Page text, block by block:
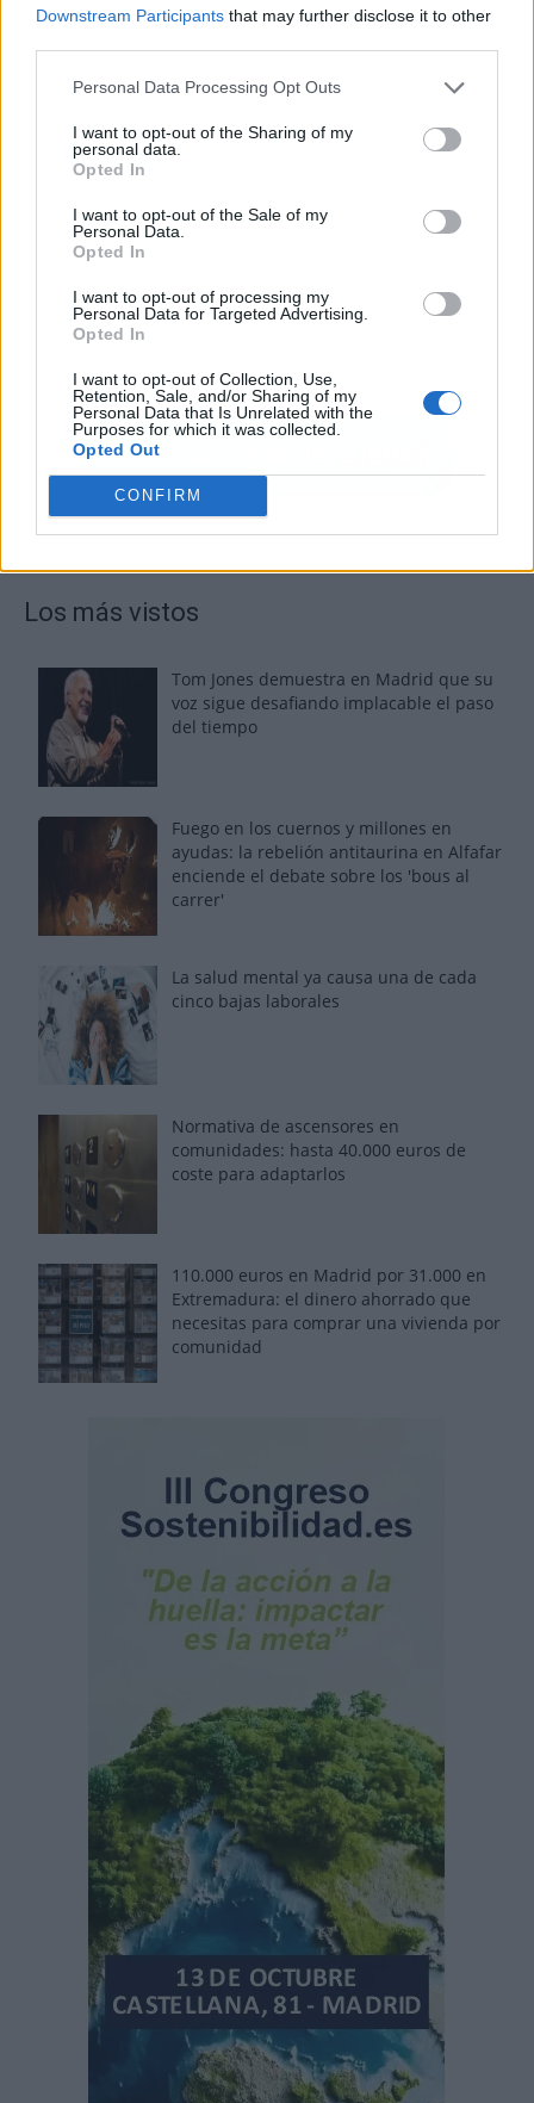
Downstream Participants that may further disclose it to other
Personal Data Processing Opt Outs
I want to opt-out of the Sharing of my
personal data.
Opted In
I want to opt-out of the Sale of my
Personal Data.
Opted In
I want to opt-out of processing my
Personal Data for Targeted Advertising.
Opted In
I want to opt-out of Collection, Use,
Retention, Sale, and/or Sharing of my
Personal Data that Is Unrelated with the
Purposes for which it was collected.
Opted Out
CONFIRM
Los más vistos
Tom Jones demuestra en Madrid que su
voz sigue desafiando implacable el paso
del tiempo
Fuego en los cuernos y millones en
ayudas: la rebelión antitaurina en Alfafar
enciende el debate sobre los 'bous al
carrer'
La salud mental ya causa una de cada
cinco bajas laborales
Normativa de ascensores en
comunidades: hasta 40.000 euros de
coste para adaptarlos
110.000 euros en Madrid por 31.000 en
Extremadura: el dinero ahorrado que
necesitas para comprar una vivienda por
comunidad